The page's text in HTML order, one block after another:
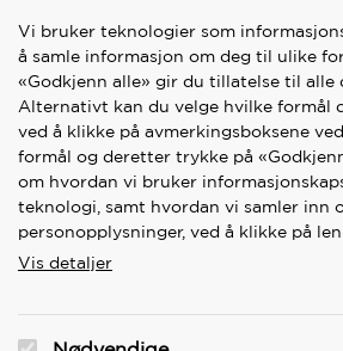
SNARVEIER
Våre butikker
Kontakt oss
Kontakt nettbutikk
Vi bruker teknologier som
å samle informasjon om deg til ulike
«Godkjenn alle» gir du tillatelse til alle
Alternativt kan du velge hvilke formål
ved å klikke på avmerkingsboksene
formål og deretter trykke på
om hvordan vi bruker
teknologi, samt hvordan vi samler inn
personopplysninger, ved å klikke på
Vis detaljer